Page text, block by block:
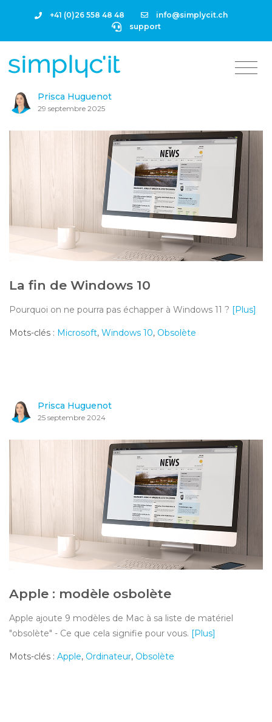
+41 (0)26 558 48 48
info@simplycit.ch
support
Prisca Huguenot
29 septembre 2025
La fin de Windows 10
Pourquoi on ne pourra pas échapper à Windows 11 ? [Plus]
Mots-clés : Microsoft, Windows 10, Obsolète
Prisca Huguenot
25 septembre 2024
Apple : modèle osbolète
Apple ajoute 9 modèles de Mac à sa liste de matériel
"obsolète" - Ce que cela signifie pour vous. [Plus]
Mots-clés : Apple, Ordinateur, Obsolète